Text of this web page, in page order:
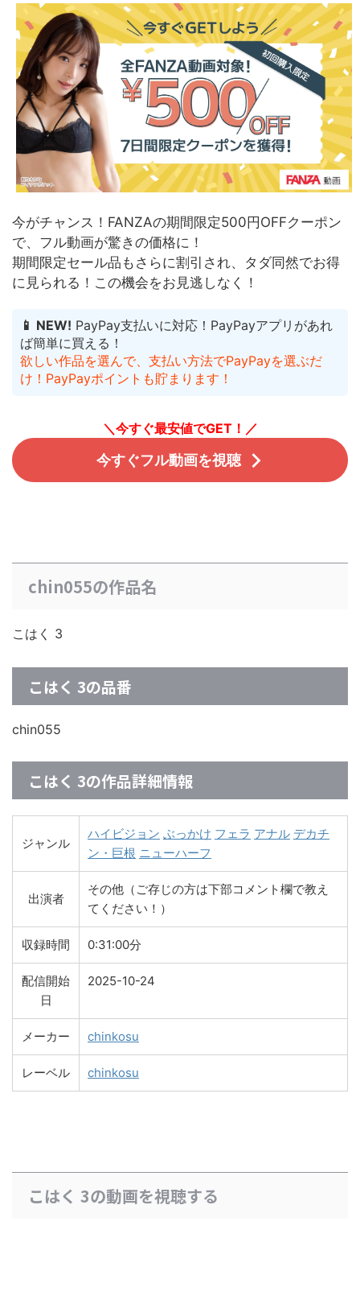
今がチャンス！FANZAの期間限定500円OFFクーポン
で、フル動画が驚きの価格に！
期間限定セール品もさらに割引され、タダ同然でお得
に見られる！ この機会をお見逃しなく！
📱 NEW! PayPay支払いに対応！PayPayアプリがあれ
ば簡単に買える！
欲しい作品を選んで、支払い方法でPayPayを選ぶだ
け！PayPayポイントも貯まります！
＼今すぐ最安値でGET！／
今すぐフル動画を視聴
chin055の作品名
こはく 3
こはく 3の品番
chin055
こはく 3の作品詳細情報
ジャンル
ハイビジョン ぶっかけ フェラ アナル デカチ
ン・巨根 ニューハーフ
出演者
その他（ご存じの方は下部コメント欄で教え
てください！）
収録時間 0:31:00分
配信開始
日
2025-10-24
メーカー chinkosu
レーベル chinkosu
こはく 3の動画を視聴する